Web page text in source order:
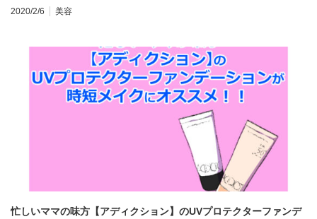
2020/2/6
美容
忙しいママの味方【アディクション】のUVプロテクターファンデ